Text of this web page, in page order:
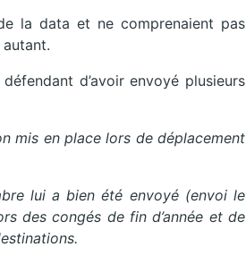
la data et ne comprenaient pas
défendant d’avoir envoyé plusieurs
mis en place lors de déplacement
lui a bien été envoyé (envoi le
des congés de fin d’année et de